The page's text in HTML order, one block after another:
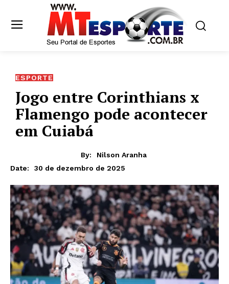
ESPORTE
Jogo entre Corinthians x
Flamengo pode acontecer
em Cuiabá
By:
Nilson Aranha
Date:
30 de dezembro de 2025